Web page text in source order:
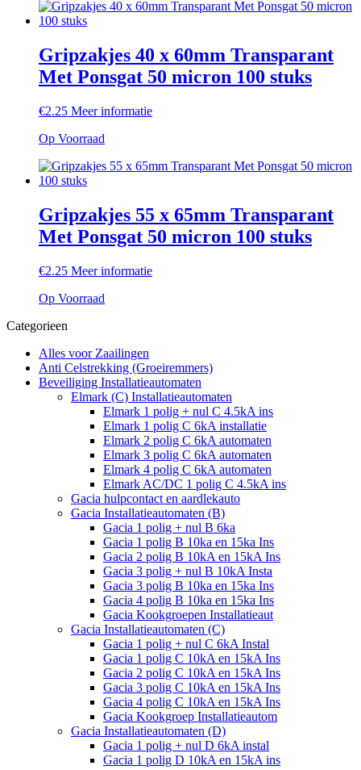
Gripzakjes 40 x 60mm Transparant
Met Ponsgat 50 micron 100 stuks
€2.25 Meer informatie
Op Voorraad
Gripzakjes 55 x 65mm Transparant
Met Ponsgat 50 micron 100 stuks
€2.25 Meer informatie
Op Voorraad
Categorieen
Alles voor Zaailingen
Anti Celstrekking (Groeiremmers)
Beveiliging Installatieautomaten
Elmark (C) Installatieautomaten
Elmark 1 polig + nul C 4.5kA ins
Elmark 1 polig C 6kA installatie
Elmark 2 polig C 6kA automaten
Elmark 3 polig C 6kA automaten
Elmark 4 polig C 6kA automaten
Elmark AC/DC 1 polig C 4.5kA ins
Gacia hulpcontact en aardlekauto
Gacia Installatieautomaten (B)
Gacia 1 polig + nul B 6ka
Gacia 1 polig B 10ka en 15ka Ins
Gacia 2 polig B 10kA en 15kA Ins
Gacia 3 polig + nul B 10kA Insta
Gacia 3 polig B 10ka en 15ka Ins
Gacia 4 polig B 10ka en 15ka Ins
Gacia Kookgroepen Installatieaut
Gacia Installatieautomaten (C)
Gacia 1 polig + nul C 6kA Instal
Gacia 1 polig C 10kA en 15kA Ins
Gacia 2 polig C 10kA en 15kA Ins
Gacia 3 polig C 10kA en 15kA Ins
Gacia 4 polig C 10kA en 15kA Ins
Gacia Kookgroep Installatieautom
Gacia Installatieautomaten (D)
Gacia 1 polig + nul D 6kA instal
Gacia 1 polig D 10kA en 15kA ins